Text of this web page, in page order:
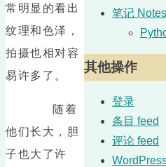
常明显的看出
纹理和色泽，
拍摄也相对容
易许多了。
随着
他们长大，胆
子也大了许
笔记 Notes
其他操作
登录
条目 feed
评论 feed